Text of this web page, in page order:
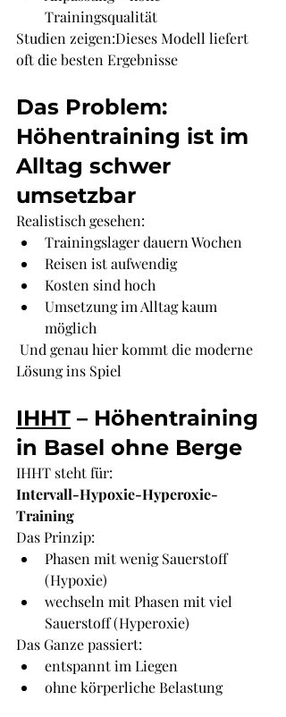
Trainingsqualität
Studien zeigen:Dieses Modell liefert
oft die besten Ergebnisse
Das Problem:
Höhentraining ist im
Alltag schwer
umsetzbar
Realistisch gesehen:
Trainingslager dauern Wochen
Reisen ist aufwendig
Kosten sind hoch
Umsetzung im Alltag kaum
möglich
Lösung ins Spiel
IHHT – Höhentraining
in Basel ohne Berge
IHHT steht für:
Intervall-Hypoxie-Hyperoxie-
Training
Das Prinzip:
Phasen mit wenig Sauerstoff
(Hypoxie)
wechseln mit Phasen mit viel
Sauerstoff (Hyperoxie)
Das Ganze passiert:
entspannt im Liegen
ohne körperliche Belastung